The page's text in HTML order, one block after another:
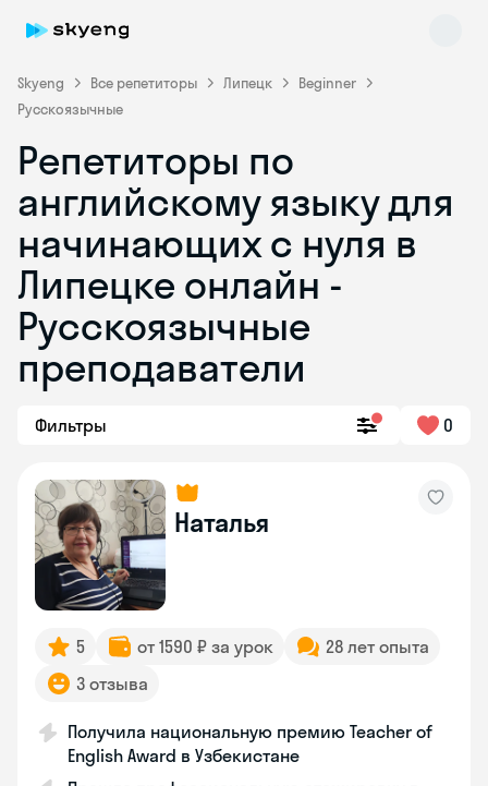
Skyeng Все репетиторы Липецк
Beginner
Русскоязычные
Репетиторы по
английскому языку для
начинающих с нуля в
Липецке онлайн -
Русскоязычные
преподаватели
Фильтры 0
Наталья
5 от 1590 ₽ за урок
28 лет опыта
3 отзыва
Получила национальную премию Teacher of
English Award в Узбекистане
Skyeng Chat